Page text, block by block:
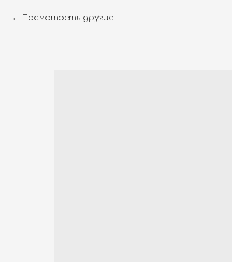
Посмотреть другие